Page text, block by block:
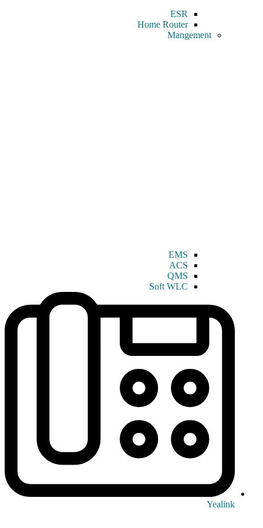
ESR
Home Router
Mangement
EMS
ACS
QMS
Soft WLC
Yealink